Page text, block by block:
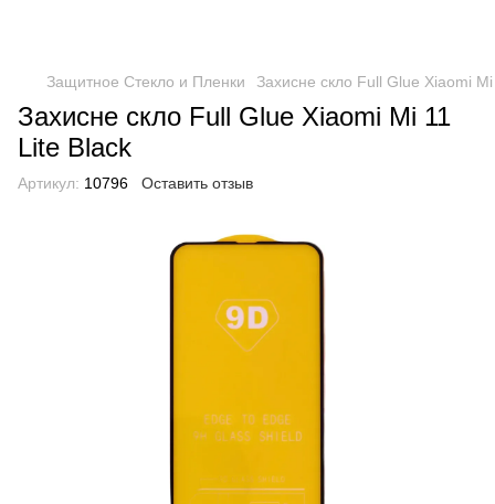
Защитное Стекло и Пленки Захисне скло Full Glue Xiaomi
Захисне скло Full Glue Xiaomi Mi 11
Lite Black
Артикул: 10796 Оставить отзыв